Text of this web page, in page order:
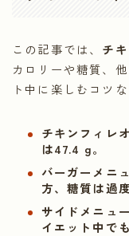
この記事では、 チ
カロリーや糖質、
ト中に楽しむコツ
チキンフィレ
は47.4 g。
バーガーメニ
方、糖質は過
サイドメニュ
イエット中で